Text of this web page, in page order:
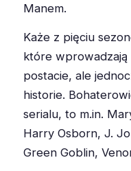
Manem.
Każe z pięciu
które
postacie, ale
historie.
serialu, to m.in.
Harry Osborn, J.
Green Goblin,